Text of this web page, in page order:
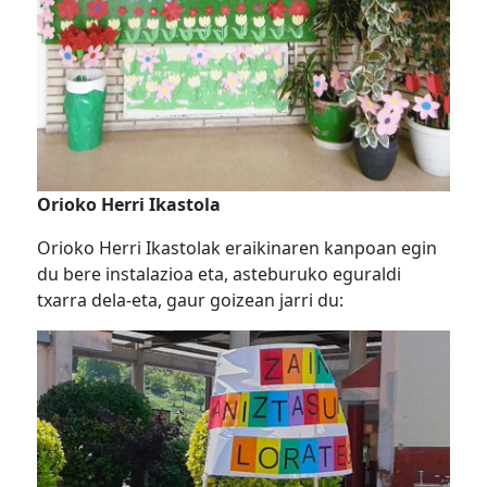
Orioko Herri Ikastola
Orioko Herri Ikastolak eraikinaren kanpoan egin
du bere instalazioa eta, asteburuko eguraldi
txarra dela-eta, gaur goizean jarri du: